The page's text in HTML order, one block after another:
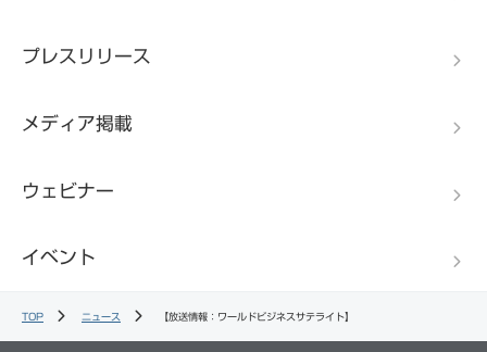
プレスリリース
メディア掲載
ウェビナー
イベント
TOP ニュース 【放送情報：ワールドビジネスサテライト】